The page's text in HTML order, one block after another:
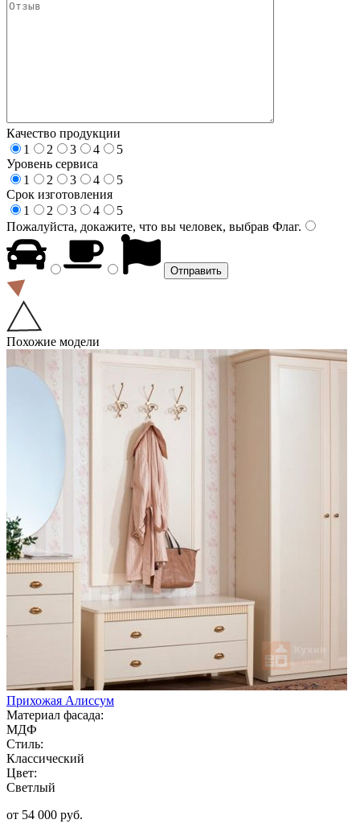
Качество продукции
1
2 3 4
5
Уровень сервиса
1
2 3 4
5
Срок изготовления
1
2 3 4
5
Пожалуйста, докажите, что вы человек, выбрав Флаг.
Похожие модели
Прихожая Алиссум
Материал фасада:
МДФ
Стиль:
Классический
Цвет:
Светлый
от 54 000 руб.